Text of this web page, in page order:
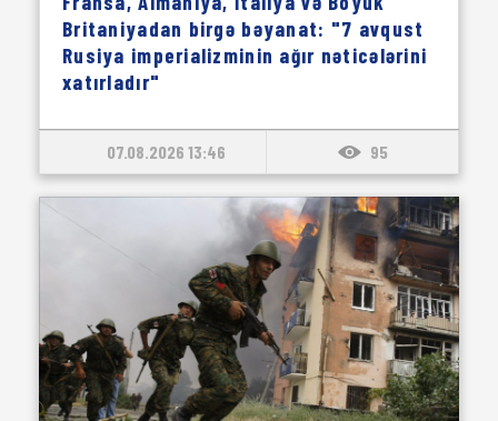
Britaniyadan birgə bəyanat: "7 avqust
Rusiya imperializminin ağır nəticələrini
xatırladır"
07.08.2026 13:46 95